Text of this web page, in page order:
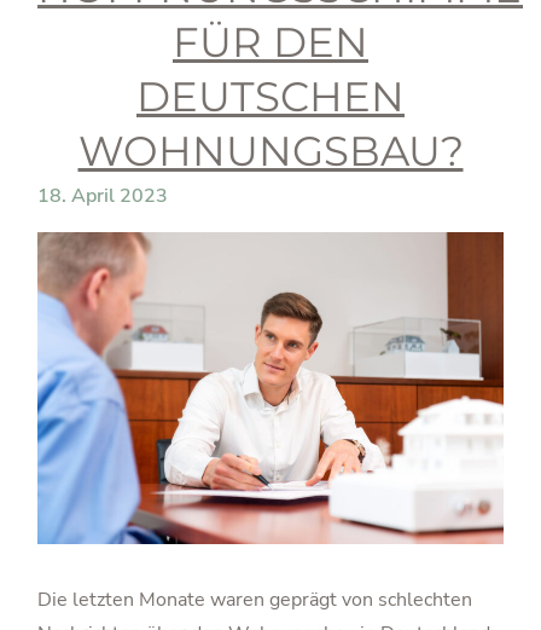
FÜR DEN
DEUTSCHEN
WOHNUNGSBAU?
18. April 2023
Die letzten Monate waren geprägt von schlechten